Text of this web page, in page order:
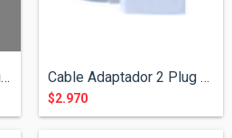
Cable Audio Óptico Toslink 5 Mts Cable Adaptador 2 Plug 3.5 St a 1 Jack 3...
$2.970